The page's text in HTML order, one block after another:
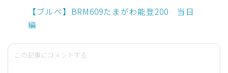
【ブルベ】BRM609たまがわ能登200 当日
編